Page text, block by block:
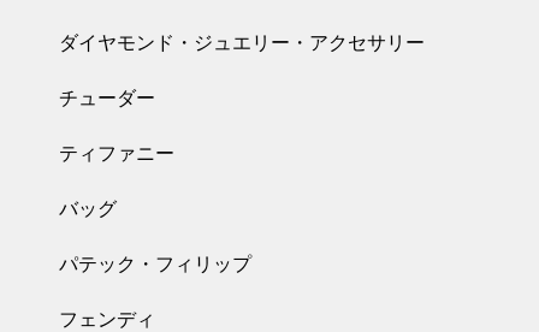
ダイヤモンド・ジュエリー・アクセサリー
チューダー
ティファニー
バッグ
パテック・フィリップ
フェンディ